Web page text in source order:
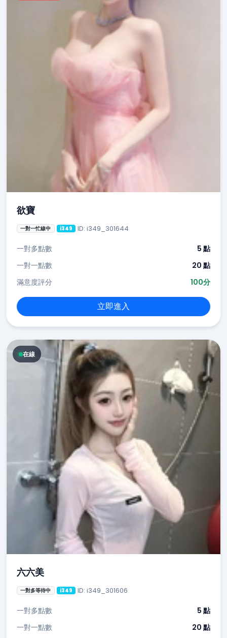
欲寶
一對一忙線中 i349 ID: i349_301644
一對多點數
5 點
一對一點數
20 點
滿意度評分
100分
立即進入
在線
六六美
一對多等待中 i349 ID: i349_301606
一對多點數
5 點
一對一點數
20 點